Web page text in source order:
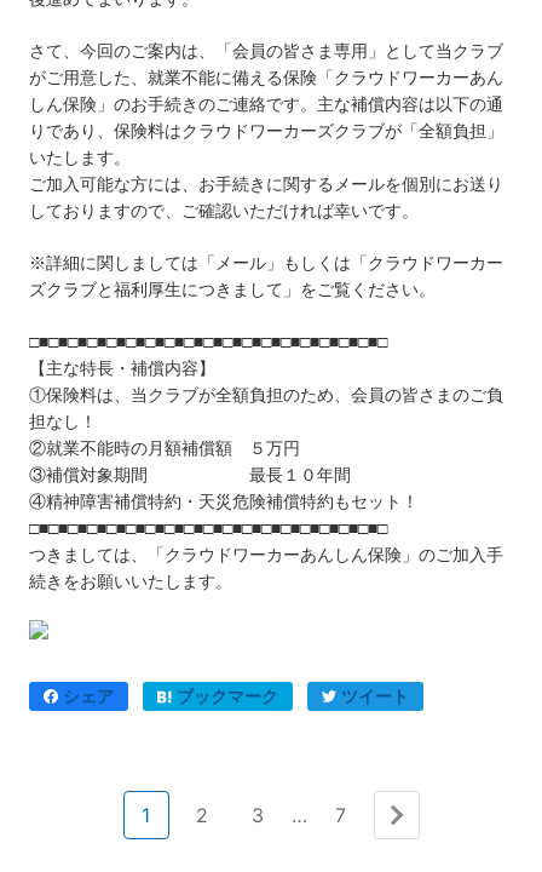
さて、今回のご案内は、「会員の皆さま専用」として当クラブ
がご用意した、就業不能に備える保険「クラウドワーカーあん
しん保険」のお手続きのご連絡です。主な補償内容は以下の通
りであり、保険料はクラウドワーカーズクラブが「全額負担」
いたします。
ご加入可能な方には、お手続きに関するメールを個別にお送り
しておりますので、ご確認いただければ幸いです。
※詳細に関しましては「メール」もしくは「クラウドワーカー
ズクラブと福利厚生につきまして」をご覧ください。
□■□■□■□■□■□■□■□■□■□■□■□■□■□■□■□■□■□■□
【主な特長・補償内容】
①保険料は、当クラブが全額負担のため、会員の皆さまのご負
担なし！
②就業不能時の月額補償額 ５万円
③補償対象期間 最長１０年間
④精神障害補償特約・天災危険補償特約もセット！
□■□■□■□■□■□■□■□■□■□■□■□■□■□■□■□■□■□■□
つきましては、「クラウドワーカーあんしん保険」のご加入手
続きをお願いいたします。
シェア ブックマーク ツイート
1 2 3 … 7
次へ »